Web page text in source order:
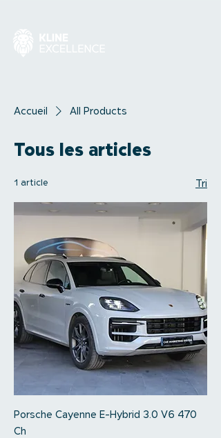
Accueil All Products
Tous les articles
1 article Tri
Porsche Cayenne E-Hybrid 3.0 V6 470
Ch